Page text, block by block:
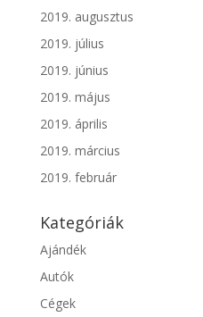
2019. augusztus
2019. július
2019. június
2019. május
2019. április
2019. március
2019. február
Kategóriák
Ajándék
Autók
Cégek